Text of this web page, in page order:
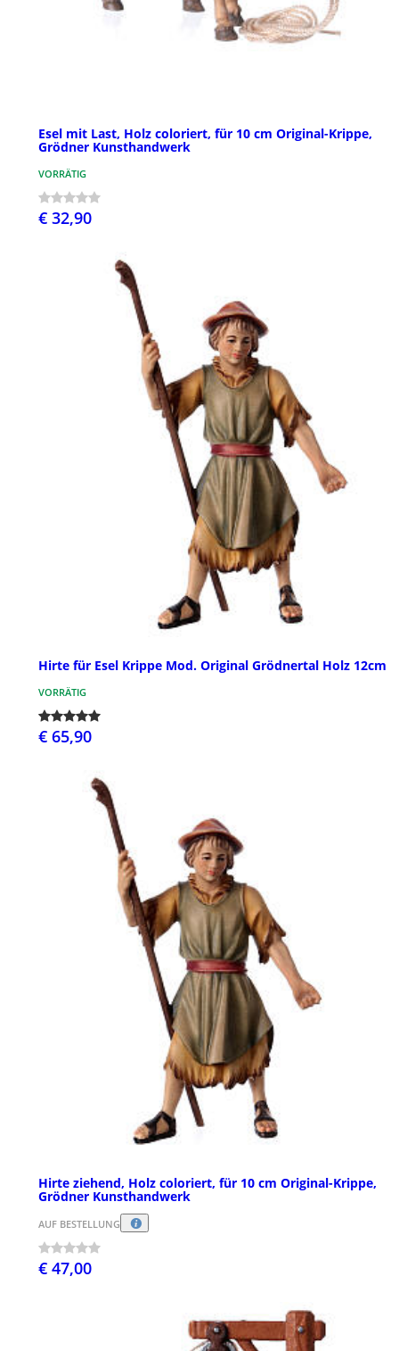
Esel mit Last, Holz coloriert, für 10 cm Original-Krippe,
Grödner Kunsthandwerk
VORRÄTIG
€ 32,90
Hirte für Esel Krippe Mod. Original Grödnertal Holz 12cm
VORRÄTIG
€ 65,90
Hirte ziehend, Holz coloriert, für 10 cm Original-Krippe,
Grödner Kunsthandwerk
AUF BESTELLUNG
€ 47,00